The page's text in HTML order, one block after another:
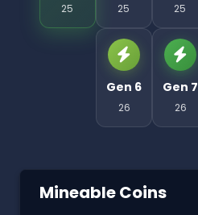
25 25 25
Gen 6
26
Gen 7
26
Mineable Coins